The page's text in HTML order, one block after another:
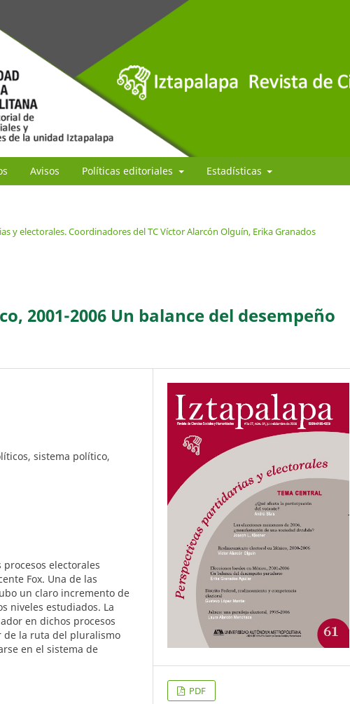
Avisos Políticas editoriales Estadísticas
y electorales. Coordinadores del TC Víctor Alarcón Olguín, Erika Granados
2001-2006 Un balance del desempeño
sistema político,
electorales
Fox. Una de las
un claro incremento de
niveles estudiados. La
en dichos procesos
de la ruta del pluralismo
en el sistema de
PDF